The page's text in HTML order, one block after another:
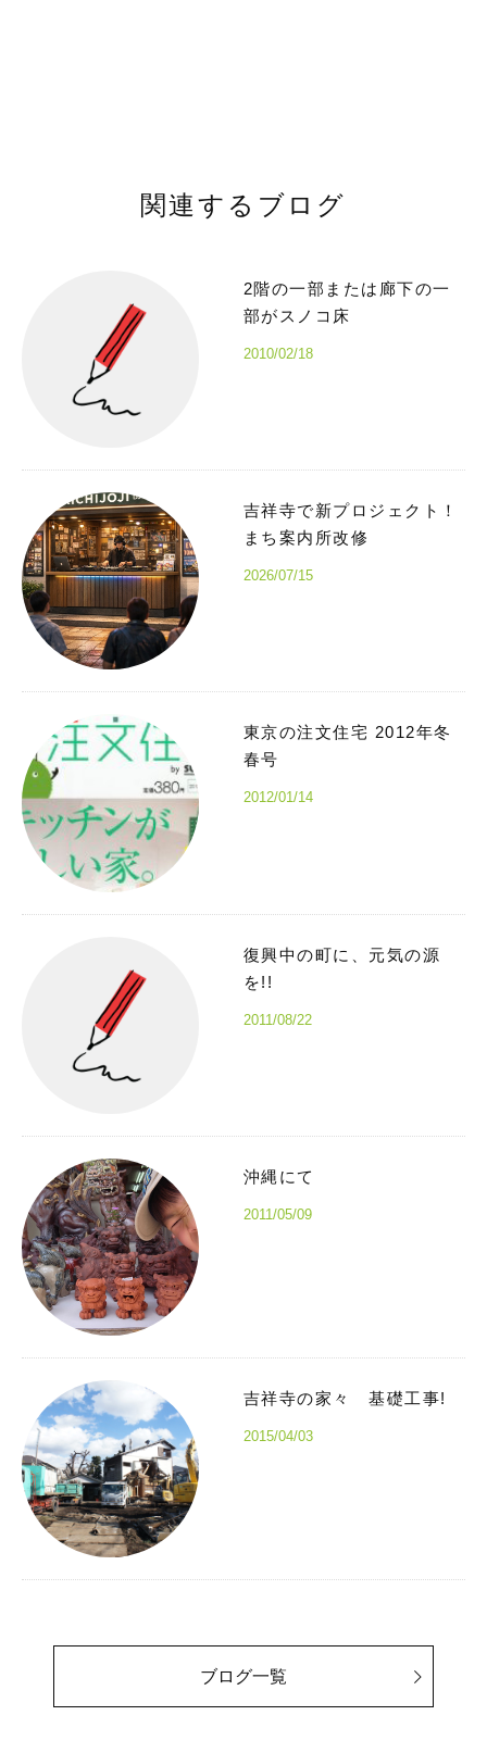
関連するブログ
2階の一部または廊下の一
部がスノコ床
2010/02/18
吉祥寺で新プロジェクト！
まち案内所改修
2026/07/15
東京の注文住宅 2012年冬
春号
2012/01/14
復興中の町に、元気の源
を!!
2011/08/22
沖縄にて
2011/05/09
吉祥寺の家々 基礎工事!
2015/04/03
ブログ一覧